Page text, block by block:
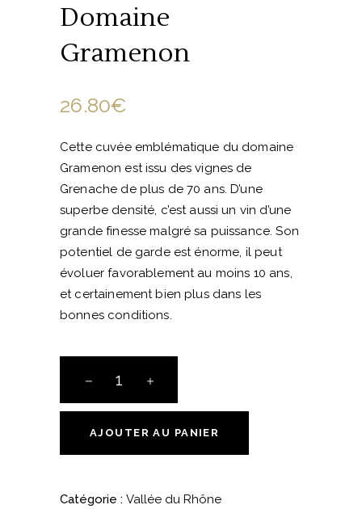
Domaine
Gramenon
26.80€
Cette cuvée emblématique du domaine
Gramenon est issu des vignes de
Grenache de plus de 70 ans. D’une
superbe densité, c’est aussi un vin d’une
grande finesse malgré sa puissance. Son
potentiel de garde est énorme, il peut
évoluer favorablement au moins 10 ans,
et certainement bien plus dans les
bonnes conditions.
Côtes-
du-
Rhône
La
AJOUTER AU PANIER
Catégorie : Vallée du Rhône